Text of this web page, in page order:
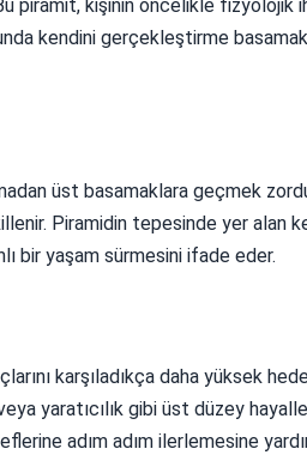
piramit, kişinin öncelikle fizyolojik
kendini gerçekleştirme
üst basamaklara geçmek
Piramidin tepesinde yer alan
bir yaşam sürmesini ifade eder.
karşıladıkça daha yüksek
yaratıcılık gibi üst düzey
adım adım ilerlemesine